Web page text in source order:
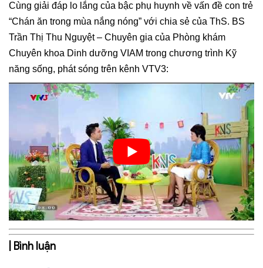
Cùng giải đáp lo lắng của bậc phụ huynh về vấn đề con trẻ
“Chán ăn trong mùa nắng nóng” với chia sẻ của ThS. BS
Trần Thị Thu Nguyệt – Chuyên gia của Phòng khám
Chuyên khoa Dinh dưỡng VIAM trong chương trình Kỹ
năng sống, phát sóng trên kênh VTV3:
| Bình luận